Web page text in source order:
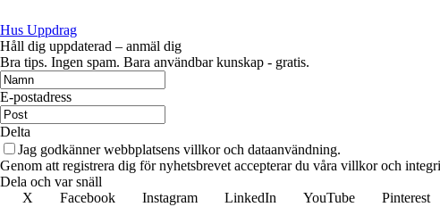
Hus Uppdrag
Håll dig uppdaterad – anmäl dig
Bra tips. Ingen spam. Bara användbar kunskap - gratis.
E-postadress
Delta
Jag godkänner webbplatsens villkor och dataanvändning.
Genom att registrera dig för nyhetsbrevet accepterar du våra villkor och
Dela och var snäll
X
Facebook Instagram LinkedIn YouTube Pinterest